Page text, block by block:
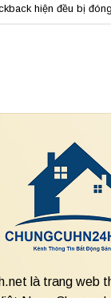
hiện đều bị
là trang web